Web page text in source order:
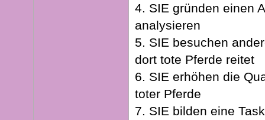
4. SIE gründen einen
analysieren
5. SIE besuchen
dort tote Pferde reitet
6. SIE erhöhen die
toter Pferde
7. SIE bilden eine